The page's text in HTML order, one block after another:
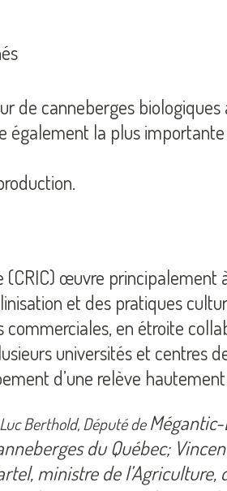
de canneberges
également la plus
œuvre
et des pratiques
en étroite
universités et centres
d’une relève
Berthold, Député de
du Québec;
ministre de l’Agriculture,